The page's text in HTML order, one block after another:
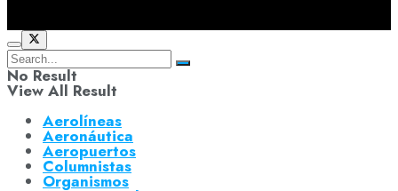
No Result
View All Result
Aerolíneas
Aeronáutica
Aeropuertos
Columnistas
Organismos